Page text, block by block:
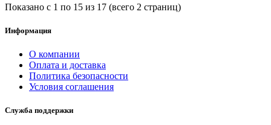
Показано с 1 по 15 из 17 (всего 2 страниц)
Информация
О компании
Оплата и доставка
Политика безопасности
Условия соглашения
Служба поддержки